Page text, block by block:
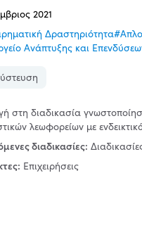
2021
Δραστηριότητα
Ανάπτυξης και
στη διαδικασία
λεωφορείων με
διαδικασίες:
Επιχειρήσεις